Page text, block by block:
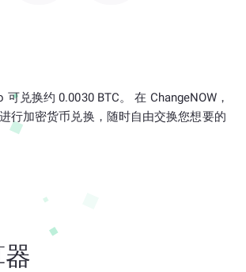
可兑换约 0.0030 BTC。 在 ChangeNOW，
行加密货币兑换，随时自由交换您想要的